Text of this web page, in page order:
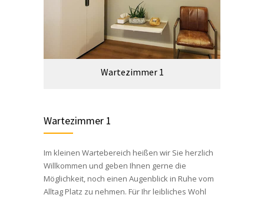
Wartezimmer 1
Wartezimmer 1
Im kleinen Wartebereich heißen wir Sie herzlich
Willkommen und geben Ihnen gerne die
Möglichkeit, noch einen Augenblick in Ruhe vom
Alltag Platz zu nehmen. Für Ihr leibliches Wohl